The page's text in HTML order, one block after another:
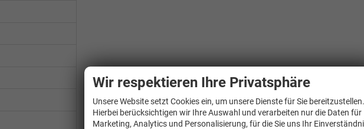
Wir respektieren Ihre Privatsphäre
Unsere Website setzt Cookies ein, um unsere Dienste für Sie bereitzustellen.
Hierbei berücksichtigen wir Ihre Auswahl und verarbeiten nur die Daten für
Marketing, Analytics und Personalisierung, für die Sie uns Ihr